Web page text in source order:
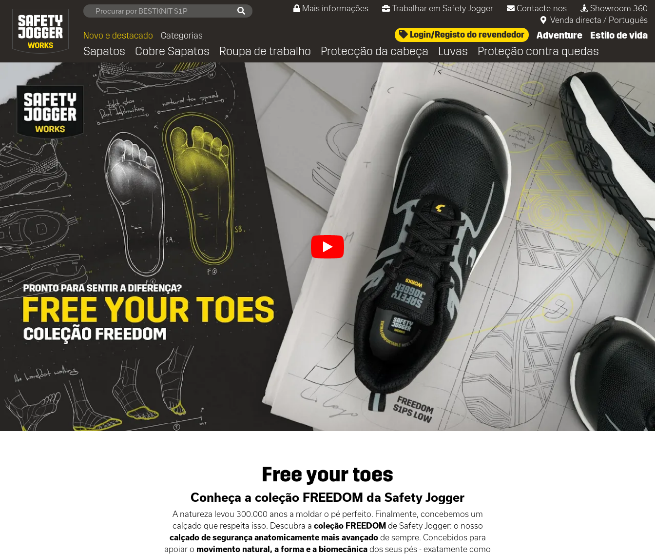
Mais informações Trabalhar em Safety Jogger Contacte-nos
Showroom 360
Venda directa / Português
Novo e destacado Categorias Login/Registo do revendedor Adventure Estilo de vida
Sapatos Cobre Sapatos Roupa de trabalho Protecção da cabeça Luvas Proteção contra quedas
FREEDOM - Free your toes
Free your toes
Conheça a coleção FREEDOM da Safety Jogger
A natureza levou 300.000 anos a moldar o pé perfeito. Finalmente, concebemos um
calçado que respeita isso. Descubra a coleção FREEDOM de Safety Jogger: o nosso
calçado de segurança anatomicamente mais avançado de sempre. Concebidos para
apoiar o movimento natural, a forma e a biomecânica dos seus pés - exatamente como